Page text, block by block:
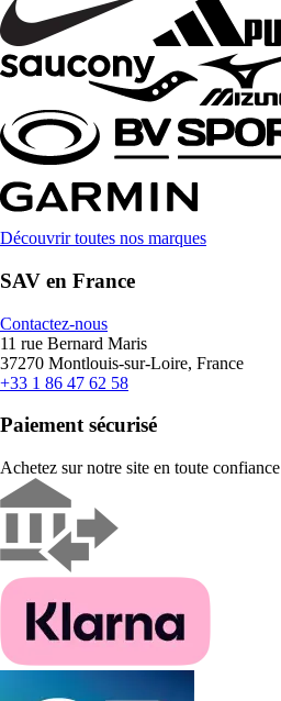
Découvrir toutes nos marques
SAV en France
Contactez-nous
11 rue Bernard Maris
37270 Montlouis-sur-Loire, France
+33 1 86 47 62 58
Paiement sécurisé
Achetez sur notre site en toute confiance